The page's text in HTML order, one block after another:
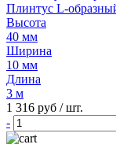
Плинтус L-
Высота
40 мм
Ширина
10 мм
Длина
3 м
1 316 руб / шт.
-